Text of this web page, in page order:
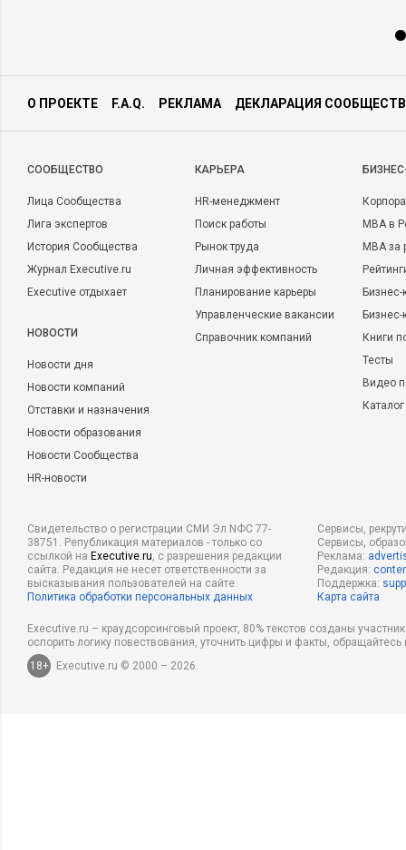
О ПРОЕКТЕ F.A.Q. РЕКЛАМА ДЕКЛАРАЦИЯ
CООБЩЕСТВО
Лица Сообщества
Лига экспертов
История Сообщества
Журнал Executive.ru
Executive отдыхает
НОВОСТИ
Новости дня
Новости компаний
Отставки и назначения
Новости образования
Новости Сообщества
HR-новости
КАРЬЕРА
HR-менеджмент
Поиск работы
Рынок труда
Личная эффективность
Планирование карьеры
Управленческие вакансии
Справочник компаний
MBA в
MBA
Бизнес-
Книги
Тесты
Видео
Свидетельство о регистрации СМИ Эл NФС 77-
38751. Републикация материалов - только со
ссылкой на Executive.ru, с разрешения редакции
сайта. Редакция не несет ответственности за
высказывания пользователей на сайте.
Политика обработки персональных данных
Сервисы,
Сервисы,
Реклама:
Редакция:
Поддержка:
Карта сайта
Executive.ru – краудсорсинговый проект, 80% текстов созданы
оспорить логику повествования, уточнить цифры и факты,
18+
Executive.ru © 2000 – 2026.